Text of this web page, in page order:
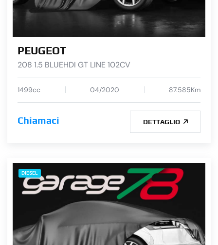
PEUGEOT
208 1.5 BLUEHDI GT LINE 102CV
1499cc 04/2020 87.585Km
Chiamaci DETTAGLIO
DIESEL